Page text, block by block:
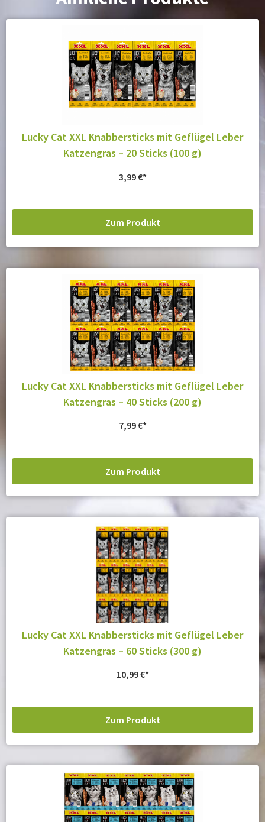
Lucky Cat XXL Knabbersticks mit Geflügel Leber
Katzengras – 20 Sticks (100 g)
3,99€
Zum Produkt
Lucky Cat XXL Knabbersticks mit Geflügel Leber
Katzengras – 40 Sticks (200 g)
7,99€
Zum Produkt
Lucky Cat XXL Knabbersticks mit Geflügel Leber
Katzengras – 60 Sticks (300 g)
10,99€
Zum Produkt